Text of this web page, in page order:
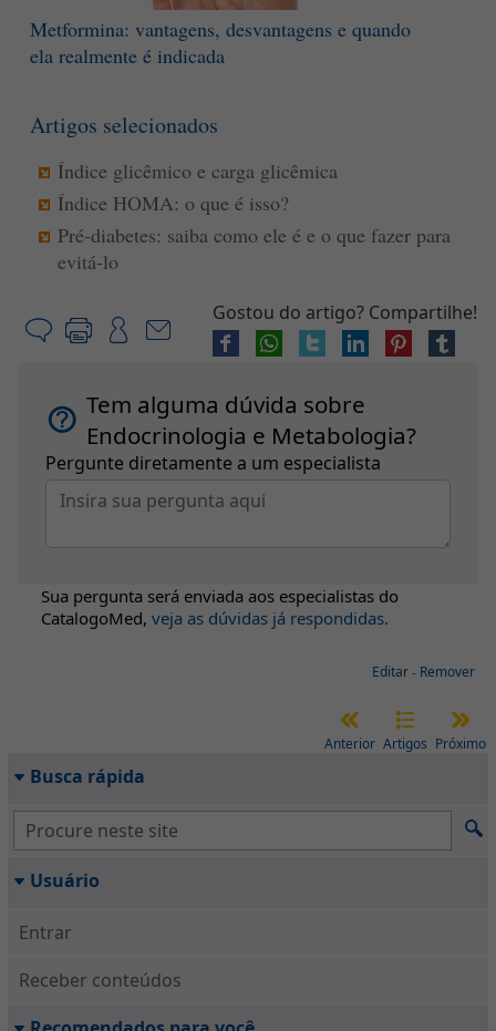
Metformina: vantagens, desvantagens e quando
ela realmente é indicada
Artigos selecionados
Índice glicêmico e carga glicêmica
Índice HOMA: o que é isso?
Pré-diabetes: saiba como ele é e o que fazer para
evitá-lo
Gostou do artigo? Compartilhe!
Tem alguma dúvida sobre
Endocrinologia e Metabologia?
Pergunte diretamente a um especialista
Sua pergunta será enviada aos especialistas do
CatalogoMed, veja as dúvidas já respondidas.
Editar- Remover
Anterior Artigos Próximo
Busca rápida
Usuário
Entrar
Receber conteúdos